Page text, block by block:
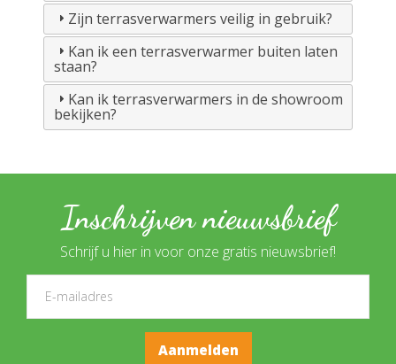
Zijn terrasverwarmers veilig in gebruik?
Kan ik een terrasverwarmer buiten laten
staan?
Kan ik terrasverwarmers in de showroom
bekijken?
Inschrijven nieuwsbrief
Schrijf u hier in voor onze gratis nieuwsbrief!